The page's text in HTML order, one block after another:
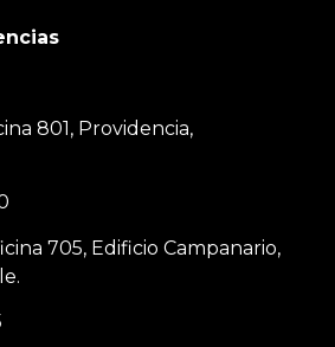
801, Providencia,
705, Edificio Campanario,